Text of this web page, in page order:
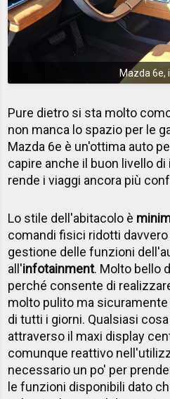
Mazda 6e,
Pure dietro si sta molto
non manca lo spazio per le
Mazda 6e è un'ottima auto
capire anche il buon livello
rende i viaggi ancora più
Lo stile dell'abitacolo è
comandi fisici ridotti
gestione delle funzioni
all'infotainment. Molto bello
perché consente di
molto pulito ma
di tutti i giorni. Qualsiasi
attraverso il maxi display
comunque reattivo
necessario un po' per
le funzioni disponibili dato